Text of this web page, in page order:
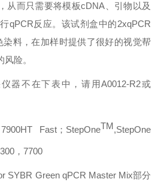
从而只需要将模板cDNA 、引物以及
qPCR反应。该试剂盒中的2xqPCR
料，在加样时提供了很好的视觉帮
险。
器不在下表中，请用A0012-R2或
7900HT Fast ； StepOneTM,StepOne
， 7700
SYBR Green qPCR Master Mix部分